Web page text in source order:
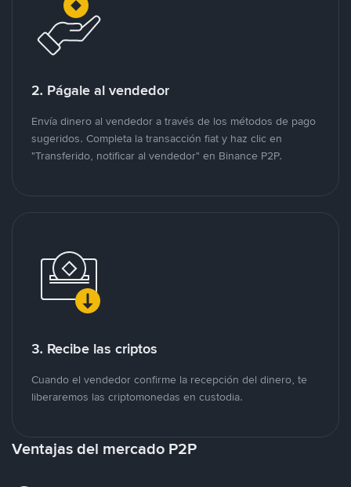
2. Págale al vendedor
Envía dinero al vendedor a través de los métodos de pago
sugeridos. Completa la transacción fiat y haz clic en
"Transferido, notificar al vendedor" en Binance P2P.
3. Recibe las criptos
Cuando el vendedor confirme la recepción del dinero, te
liberaremos las criptomonedas en custodia.
Ventajas del mercado P2P